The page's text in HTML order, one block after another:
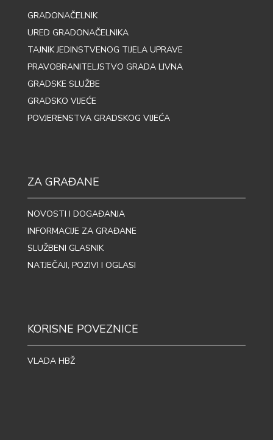
GRADONAČELNIK
URED GRADONAČELNIKA
TAJNIK JEDINSTVENOG TIJELA UPRAVE
PRAVOBRANITELJSTVO GRADA LIVNA
GRADSKE SLUŽBE
GRADSKO VIJEĆE
POVJERENSTVA GRADSKOG VIJEĆA
ZA GRAĐANE
NOVOSTI I DOGAĐANJA
INFORMACIJE ZA GRAĐANE
SLUŽBENI GLASNIK
NATJEČAJI, POZIVI I OGLASI
KORISNE POVEZNICE
VLADA HBŽ